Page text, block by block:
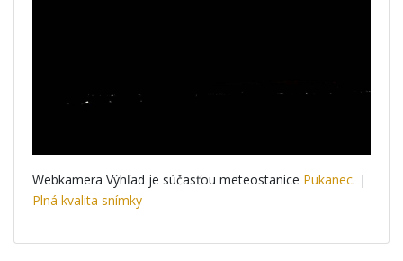
Webkamera Výhľad je súčasťou meteostanice Pukanec. |
Plná kvalita snímky